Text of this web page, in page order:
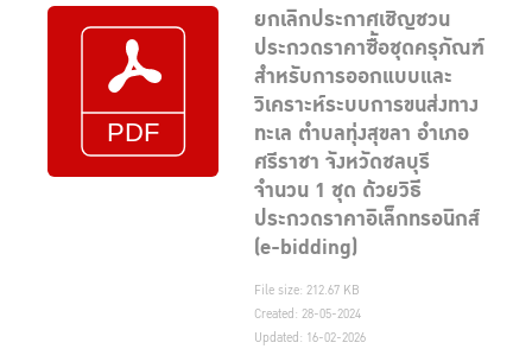
ยกเลิกประกาศเชิญชวน
ประกวดราคาซื้อชุดครุภัณฑ์
สำหรับการออกแบบและ
วิเคราะห์ระบบการขนส่งทาง
ทะเล ตำบลทุ่งสุขลา อำเภอ
ศรีราชา จังหวัดชลบุรี
จำนวน 1 ชุด ด้วยวิธี
ประกวดราคาอิเล็กทรอนิกส์
(e-bidding)
File size: 212.67 KB
Created: 28-05-2024
Updated: 16-02-2026